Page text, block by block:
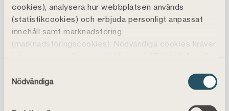
cookies), analysera hur webbplatsen används
(statistikcookies) och erbjuda personligt anpassat
innehåll samt marknadsföring
(marknadsföringscookies). Nödvändiga cookies kräver
inte samtycke. Genom att klicka på ”Tillåt alla" godtar
statistikcookies vilket är frivilligt.
Nödvändiga
Landshypotek sänker bolåneräntor och höjer
2024-04-03
Landshypotek sänker bolåneräntor och höjer
sparräntor
2024-04-25
Seminarium: Så påverkar EU skogsbruket – vad